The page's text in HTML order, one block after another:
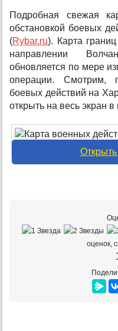
Подробная свежая
обстановкой боевых
(Rybar.ru). Карта
направлении
обновляется по мере
операции. Смотрим,
боевых действий на
открыть на весь экран
Открыть
оценок,